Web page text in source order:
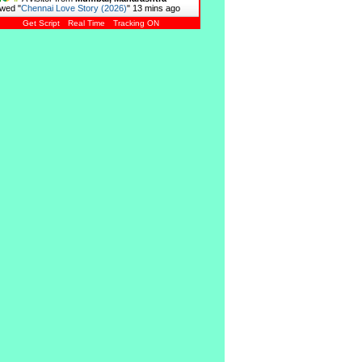
"Chennai Love Story (2026)" 13 mins ago
Get Script Real Time Tracking ON